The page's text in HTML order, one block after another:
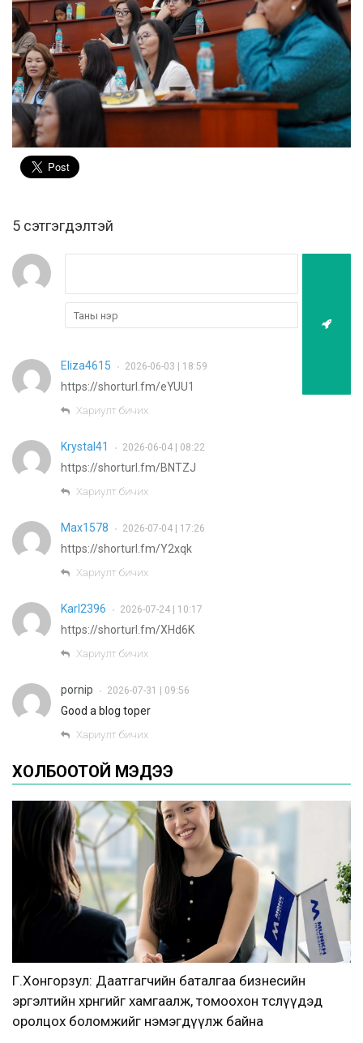
5 cэтгэгдэлтэй
Eliza4615 • 2026-06-03 | 18:59
https://shorturl.fm/eYUU1
Хариулт бичих
Krystal41 • 2026-06-04 | 08:22
https://shorturl.fm/BNTZJ
Хариулт бичих
Max1578 • 2026-07-04 | 17:26
https://shorturl.fm/Y2xqk
Хариулт бичих
Karl2396 • 2026-07-24 | 10:17
https://shorturl.fm/XHd6K
Хариулт бичих
pornip • 2026-07-31 | 09:56
Good a blog toper
Хариулт бичих
ХОЛБООТОЙ МЭДЭЭ
Г.Хонгорзул: Даатгагчийн баталгаа бизнесийн
эргэлтийн хөрөнгийг хамгаалж, томоохон төслүүдэд
оролцох боломжийг нэмэгдүүлж байна